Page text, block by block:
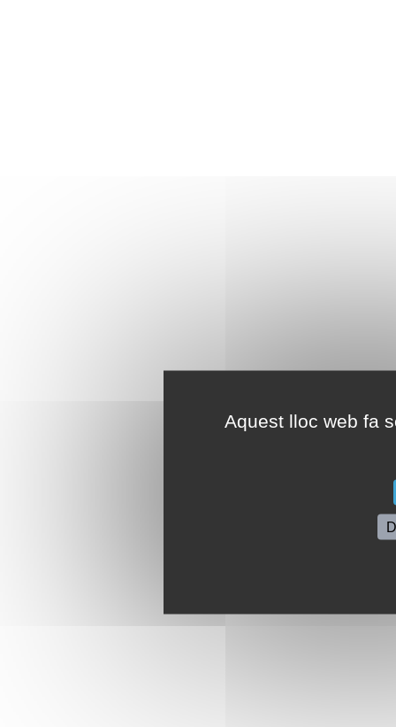
Aquest lloc web fa